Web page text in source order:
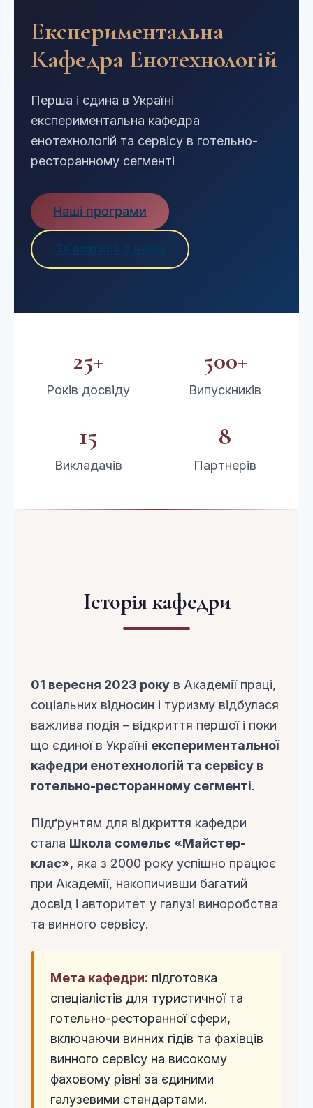
Експериментальна
Кафедра Енотехнологій
Першa і єдина в Україні
експериментальна кафедра
енотехнологій та сервісу в готельно-
ресторанному сегменті
Наші програми
Зв’язатися з нами
25+
Років досвіду
500+
Випускників
15
Викладачів
8
Партнерів
Історія кафедри
01 вересня 2023 року в Академії праці,
соціальних відносин і туризму відбулася
важлива подія – відкриття першої і поки
що єдиної в Україні експериментальної
кафедри енотехнологій та сервісу в
готельно-ресторанному сегменті.
Підґрунтям для відкриття кафедри
стала Школа сомельє «Майстер-
клас», яка з 2000 року успішно працює
при Академії, накопичивши багатий
досвід і авторитет у галузі виноробства
та винного сервісу.
Мета кафедри: підготовка
спеціалістів для туристичної та
готельно-ресторанної сфери,
включаючи винних гідів та фахівців
винного сервісу на високому
фаховому рівні за єдиними
галузевими стандартами.